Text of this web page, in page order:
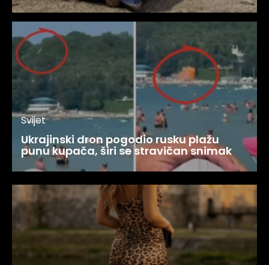
Svijet
Ukrajinski dron pogodio rusku plažu
punu kupača, širi se stravičan snimak